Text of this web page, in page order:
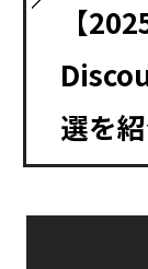
【
選を紹